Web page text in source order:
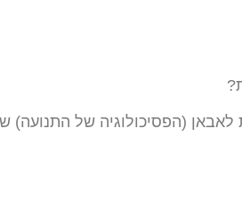
(הפסיכולוגיה של התנועה)